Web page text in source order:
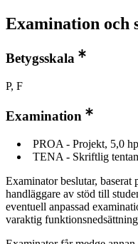
Examination och
Betygsskala
P, F
Examination
PROA - Projekt, 5,0
TENA - Skriftlig
Examinator beslutar,
handläggare av stöd till
eventuell anpassad
varaktig